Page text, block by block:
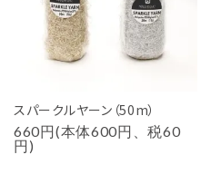
スパークルヤーン（50m）
660円(本体600円、税60
円)